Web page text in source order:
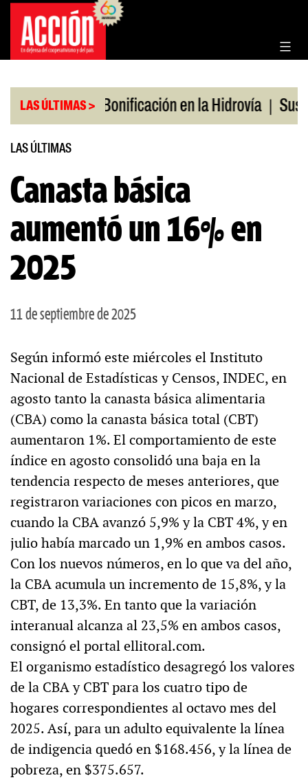
Saltar
contenido
LAS ÚLTIMAS >
en julio | Bonificación en la Hidrovía |
LAS ÚLTIMAS
Canasta básica
aumentó un 16% en
2025
11 de septiembre de 2025
Según informó este miércoles el Instituto
Nacional de Estadísticas y Censos, INDEC, en
agosto tanto la canasta básica alimentaria
(CBA) como la canasta básica total (CBT)
aumentaron 1%. El comportamiento de este
índice en agosto consolidó una baja en la
tendencia respecto de meses anteriores, que
registraron variaciones con picos en marzo,
cuando la CBA avanzó 5,9% y la CBT 4%, y en
julio había marcado un 1,9% en ambos casos.
Con los nuevos números, en lo que va del año,
la CBA acumula un incremento de 15,8%, y la
CBT, de 13,3%. En tanto que la variación
interanual alcanza al 23,5% en ambos casos,
consignó el portal ellitoral.com.
El organismo estadístico desagregó los valores
de la CBA y CBT para los cuatro tipo de
hogares correspondientes al octavo mes del
2025. Así, para un adulto equivalente la línea
de indigencia quedó en $168.456, y la línea de
pobreza, en $375.657.